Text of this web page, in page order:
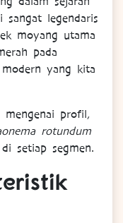
sangat legendaris
moyang utama
pada
modern yang kita
mengenai profil,
rotundum
setiap segmen.